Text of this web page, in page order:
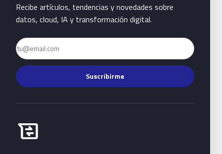
Recibe artículos, tendencias y novedades sobre
datos, cloud, IA y transformación digital.
Email
Suscribirme
business_messages
Habla con Bluetab